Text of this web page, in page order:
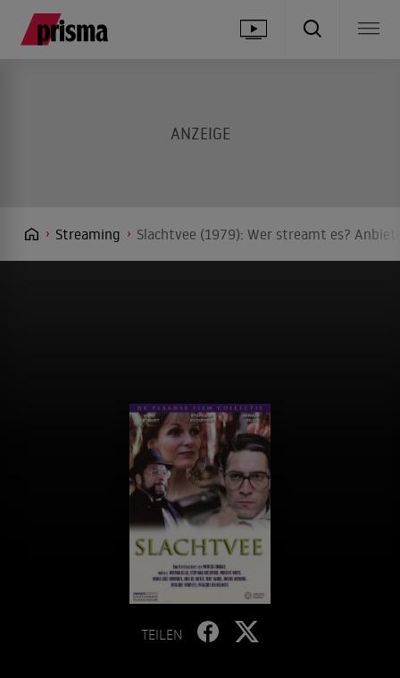
Streaming Slachtvee (1979): Wer streamt es?
TEILEN